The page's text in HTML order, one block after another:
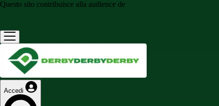
Questo sito contribuisce alla audience de
Accedi